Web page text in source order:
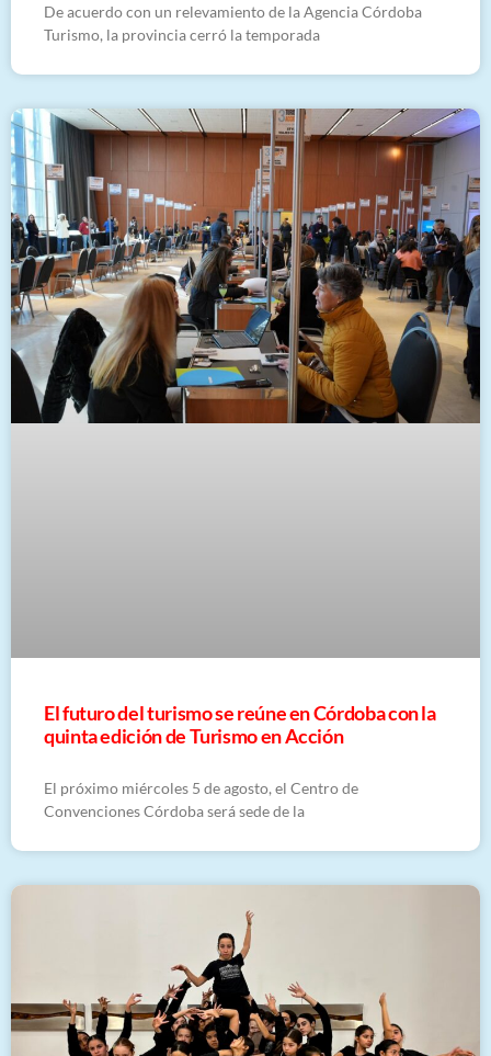
De acuerdo con un relevamiento de la Agencia Córdoba
Turismo, la provincia cerró la temporada
El futuro del turismo se reúne en Córdoba con la
quinta edición de Turismo en Acción
El próximo miércoles 5 de agosto, el Centro de
Convenciones Córdoba será sede de la